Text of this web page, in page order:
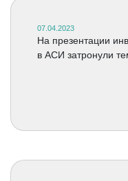
07.04.2023
На презентации
в АСИ затронули